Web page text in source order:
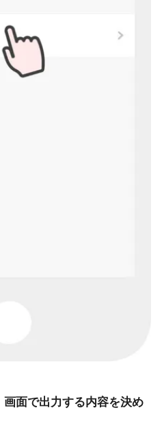
画面で出力する内容を決め